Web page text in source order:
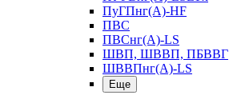
ПуГПнг(А)-HF
ПВС
ПВСнг(А)-LS
ШВП, ШВВП, ПБВВГ
ШВВПнг(А)-LS
Еще